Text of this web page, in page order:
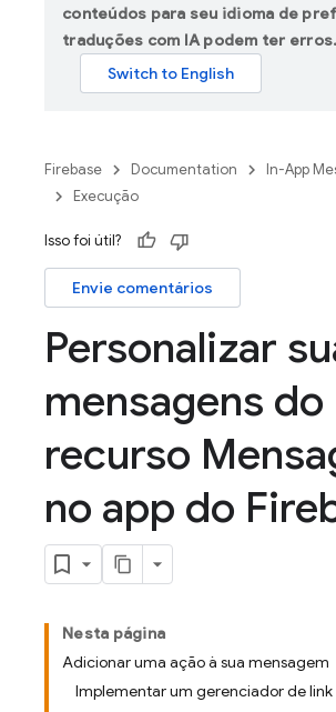
conteúdos para seu idioma de
traduções com IA podem ter erros.
Firebase Documentation
In-App
Execução
Isso foi útil?
Envie comentários
Personalizar
mensagens do
recurso
no app do
Nesta página
Adicionar uma ação à sua mensagem
Implementar um gerenciador de